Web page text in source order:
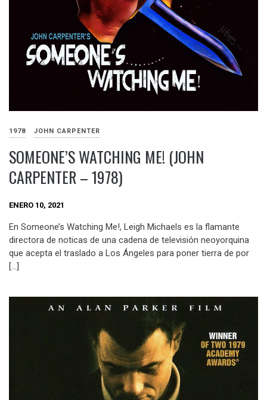
1978 JOHN CARPENTER
SOMEONE’S WATCHING ME! (JOHN
CARPENTER – 1978)
ENERO 10, 2021
En Someone’s Watching Me!, Leigh Michaels es la flamante
directora de noticas de una cadena de televisión neoyorquina
que acepta el traslado a Los Ángeles para poner tierra de por
[…]